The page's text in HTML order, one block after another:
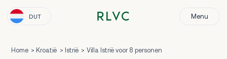
DUT Menu
Home Kroatië Istrië Villa Istrië voor 8 personen